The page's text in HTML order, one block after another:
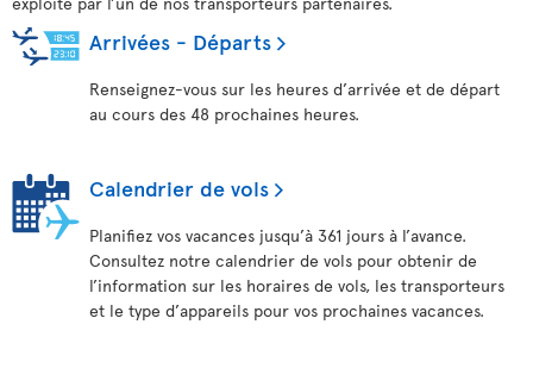
Arrivées - Départs
Renseignez-vous sur les heures d’arrivée et de départ
au cours des 48 prochaines heures.
Calendrier de vols
Planifiez vos vacances jusqu’à 361 jours à l’avance.
Consultez notre calendrier de vols pour obtenir de
l’information sur les horaires de vols, les transporteurs
et le type d’appareils pour vos prochaines vacances.